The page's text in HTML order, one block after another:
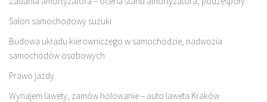
Salon samochodowy suzuki
Budowa układu kierowniczego w samochodzie, nadwozia
samochodów osobowych
Prawo jazdy.
Wynajem lawety, zamów holowanie – auto laweta Kraków